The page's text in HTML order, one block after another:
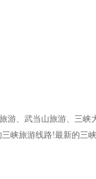
游、武当山旅游、三
峡旅游线路!最新的三